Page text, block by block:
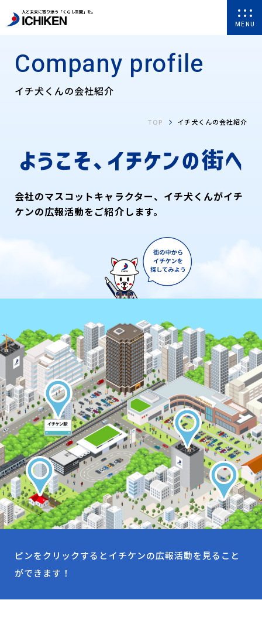
人と未来に寄り添う「くらし空間」を。
MENU
Company profile
イチ犬くんの会社紹介
TOP イチ犬くんの会社紹介
会社のマスコットキャラクター、 イチ犬くんがイチ
ケンの広報活動をご紹介します。
ピンをクリックするとイチケンの広報活動を見ること
ができます！